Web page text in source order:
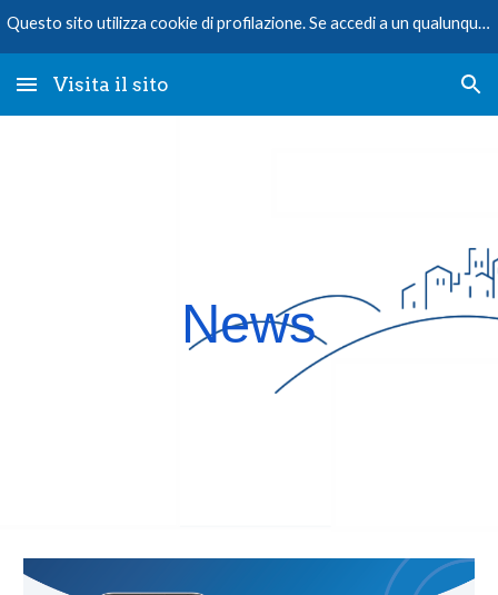
Questo sito utilizza cookie di profilazione. Se accedi a un qualunque elemento sottostante questo banner acconsenti all’uso dei cookie.
Visita il sito
News